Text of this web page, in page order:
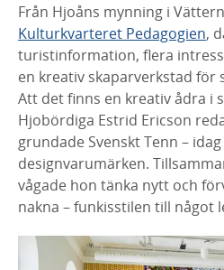
Från Hjoåns mynning i
Kulturkvarteret Pedagogien,
turistinformation, flera
en kreativ skaparverkstad för
Att det finns en kreativ ådra i
Hjobördiga Estrid Ericson
grundade Svenskt Tenn –
designvarumärken.
vågade hon tänka nytt och
nakna – funkisstilen till något